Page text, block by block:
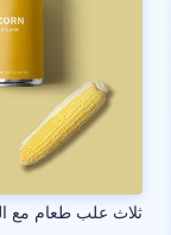
ثلاث علب طعام مع